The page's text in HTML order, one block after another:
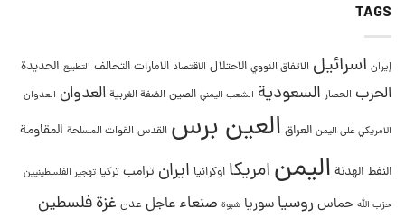
TAGS
إيران اسرائيل الاتفاق النووي الاحتلال الاقتصاد الامارات التحالف التطبيع الحديدة
الحرب الحصار السعودية الشعب اليمني الصين الضفة الغربية العدوان العدوان
الامريكي على اليمن العراق العين برس القدس القوات المسلحة المقاومة
النفط الهدنة اليمنامريكا اوكرانيا ايران ترامب تركيا تهجير الفلسطينيين
حزب الله حماس روسيا سوريا شبوة صنعاء عاجل عدن غزةفلسطين